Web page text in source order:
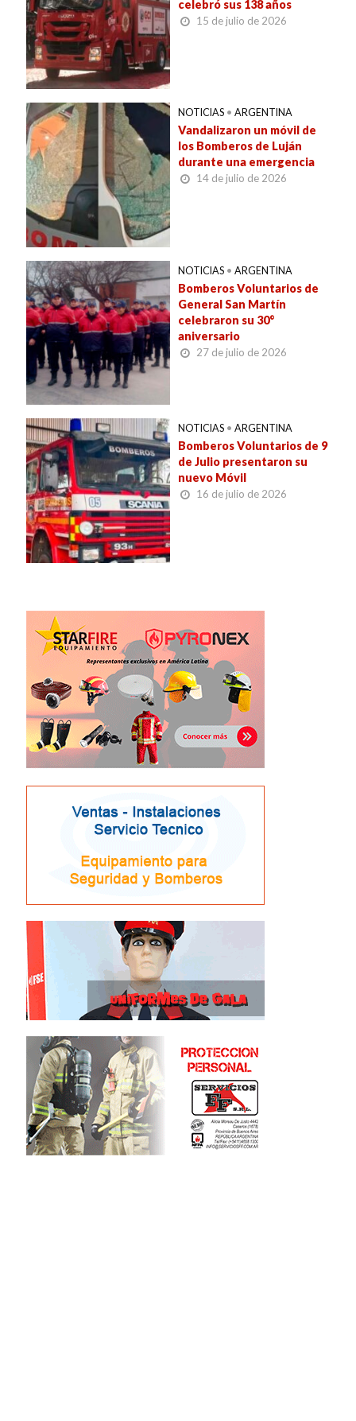
celebró sus 138 años
15 de julio de 2026
NOTICIAS • ARGENTINA
Vandalizaron un móvil de
los Bomberos de Luján
durante una emergencia
14 de julio de 2026
NOTICIAS • ARGENTINA
Bomberos Voluntarios de
General San Martín
celebraron su 30°
aniversario
27 de julio de 2026
NOTICIAS • ARGENTINA
Bomberos Voluntarios de 9
de Julio presentaron su
nuevo Móvil
16 de julio de 2026